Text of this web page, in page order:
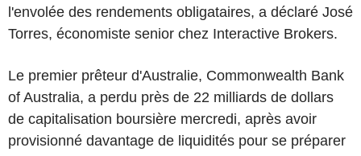
l'envolée des rendements obligataires, a déclaré José
Torres, économiste senior chez Interactive Brokers.
Le premier prêteur d'Australie, Commonwealth Bank
of Australia, a perdu près de 22 milliards de dollars
de capitalisation boursière mercredi, après avoir
provisionné davantage de liquidités pour se préparer